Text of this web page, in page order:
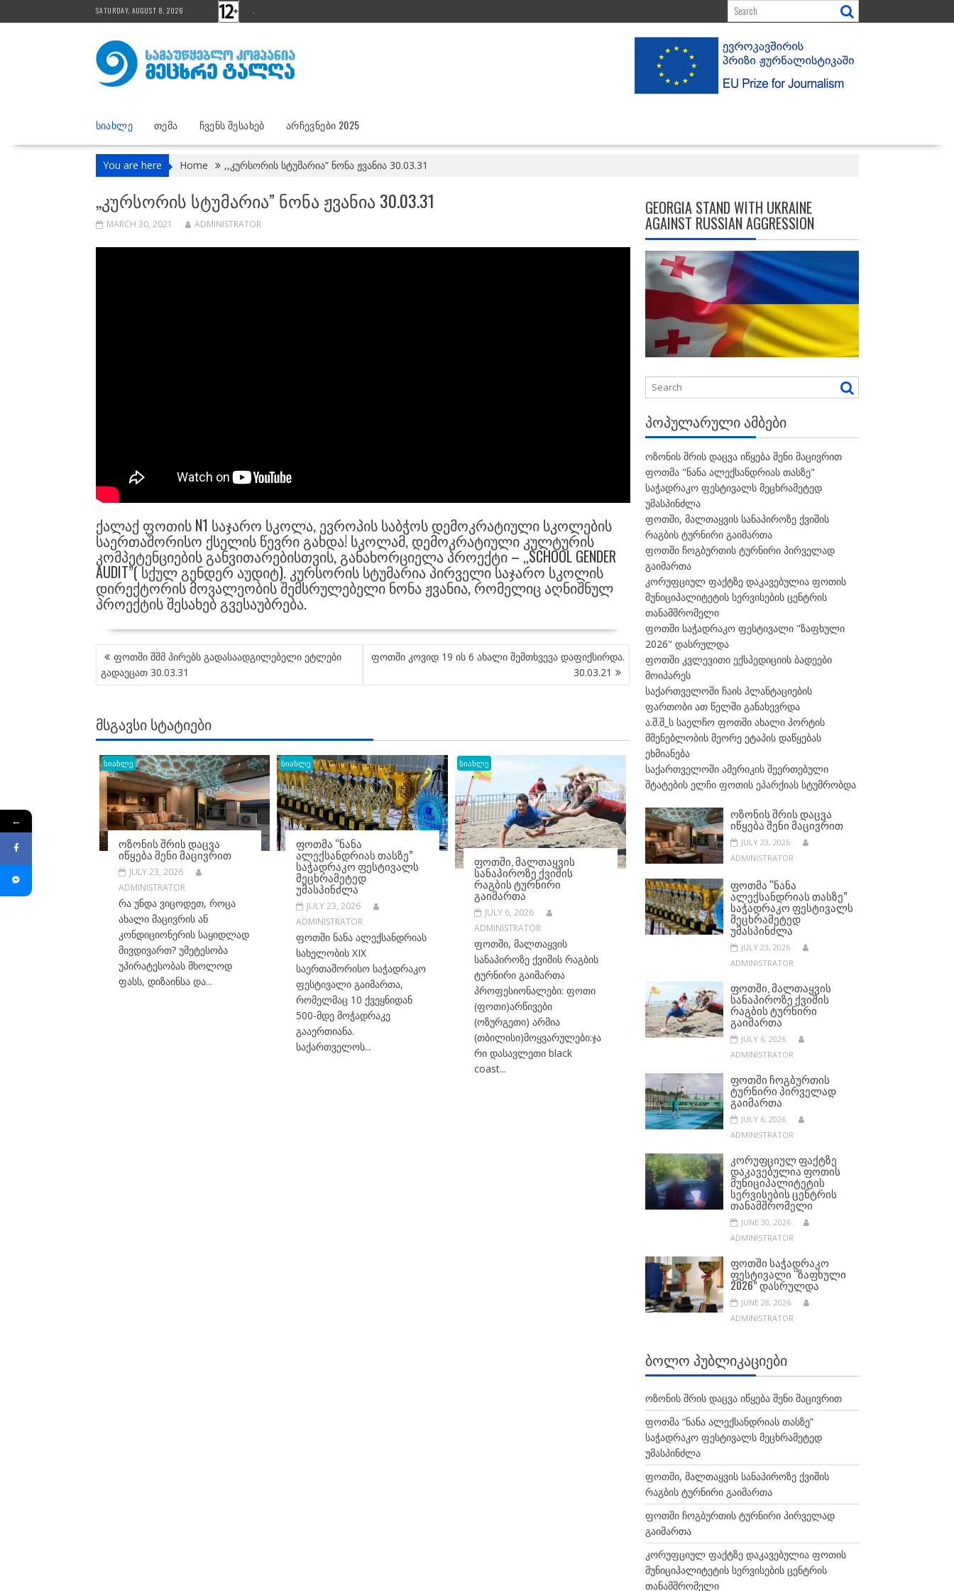
to
SATURDAY, AUGUST 8, 2026 .
ᲡᲘᲐᲮᲚᲔ ᲗᲔᲛᲐ ᲩᲕᲔᲜᲡ ᲨᲔᲡᲐᲮᲔᲑ ᲐᲠᲩᲔᲕᲜᲔᲑᲘ 2025
You are here Home ,,კურსორის სტუმარია” ნონა ჟვანია 30.03.31
,,ᲙᲣᲠᲡᲝᲠᲘᲡ ᲡᲢᲣᲛᲐᲠᲘᲐ” ᲜᲝᲜᲐ ᲟᲕᲐᲜᲘᲐ 30.03.31
MARCH 30, 2021 ADMINISTRATOR
ᲥᲐᲚᲐᲥ ᲤᲝᲗᲘᲡ N1 ᲡᲐᲯᲐᲠᲝ ᲡᲙᲝᲚᲐ, ᲔᲕᲠᲝᲞᲘᲡ ᲡᲐᲑᲭᲝᲡ ᲓᲔᲛᲝᲙᲠᲐᲢᲘᲣᲚᲘ ᲡᲙᲝᲚᲔᲑᲘᲡ
ᲡᲐᲔᲠᲗᲐᲨᲝᲠᲘᲡᲝ ᲥᲡᲔᲚᲘᲡ ᲬᲔᲕᲠᲘ ᲒᲐᲮᲓᲐ! ᲡᲙᲝᲚᲐᲛ, ᲓᲔᲛᲝᲙᲠᲐᲢᲘᲣᲚᲘ ᲙᲣᲚᲢᲣᲠᲘᲡ
ᲙᲝᲛᲞᲔᲢᲔᲜᲪᲘᲔᲑᲘᲡ ᲒᲐᲜᲕᲘᲗᲐᲠᲔᲑᲘᲡᲗᲕᲘᲡ, ᲒᲐᲜᲐᲮᲝᲠᲪᲘᲔᲚᲐ ᲞᲠᲝᲔᲥᲢᲘ – ,,SCHOOL GENDER
AUDIT”( ᲡᲥᲣᲚ ᲒᲔᲜᲓᲔᲠ ᲐᲣᲓᲘᲢ). ᲙᲣᲠᲡᲝᲠᲘᲡ ᲡᲢᲣᲛᲐᲠᲘᲐ ᲞᲘᲠᲕᲔᲚᲘ ᲡᲐᲯᲐᲠᲝ ᲡᲙᲝᲚᲘᲡ
ᲓᲘᲠᲔᲥᲢᲝᲠᲘᲡ ᲛᲝᲕᲐᲚᲔᲝᲑᲘᲡ ᲨᲔᲛᲡᲠᲣᲚᲔᲑᲔᲚᲘ ᲜᲝᲜᲐ ᲟᲕᲐᲜᲘᲐ, ᲠᲝᲛᲔᲚᲘᲪ ᲐᲦᲜᲘᲨᲜᲣᲚ
ᲞᲠᲝᲔᲥᲢᲘᲡ ᲨᲔᲡᲐᲮᲔᲑ ᲒᲕᲔᲡᲐᲣᲑᲠᲔᲑᲐ.
POST
NAVIGATION
ფოთში შშმ პირებს გადასაადგილებელი ეტლები
გადაეცათ 30.03.31
ფოთში კოვიდ 19 ის 6 ახალი შემთხვევა დაფიქსირდა.
30.03.21
ᲛᲡᲒᲐᲕᲡᲘ ᲡᲢᲐᲢᲘᲔᲑᲘ
სიახლე
ᲝᲖᲝᲜᲘᲡ ᲨᲠᲘᲡ ᲓᲐᲪᲕᲐ
ᲘᲬᲧᲔᲑᲐ ᲨᲔᲜᲘ ᲛᲐᲪᲘᲕᲠᲘᲗ
JULY 23, 2026
ADMINISTRATOR
რა უნდა ვიცოდეთ, როცა
ახალი მაცივრის ან
კონდიციონერის საყიდლად
მივდივართ? უმეტესობა
უპირატესობას მხოლოდ
ფასს, დიზაინსა და...
სიახლე
ᲤᲝᲗᲛᲐ “ᲜᲐᲜᲐ
ᲐᲚᲔᲥᲡᲐᲜᲓᲠᲘᲐᲡ ᲗᲐᲡᲖᲔ”
ᲡᲐᲭᲐᲓᲠᲐᲙᲝ ᲤᲔᲡᲢᲘᲕᲐᲚᲡ
ᲛᲔᲪᲮᲠᲐᲛᲔᲢᲔᲓ
ᲣᲛᲐᲡᲞᲘᲜᲫᲚᲐ
JULY 23, 2026
ADMINISTRATOR
ფოთში ნანა ალექსანდრიას
სახელობის XIX
საერთაშორისო საჭადრაკო
ფესტივალი გაიმართა,
რომელმაც 10 ქვეყნიდან
500-მდე მოჭადრაკე
გააერთიანა.
საქართველოს...
სიახლე
ᲤᲝᲗᲨᲘ, ᲛᲐᲚᲗᲐᲧᲕᲘᲡ
ᲡᲐᲜᲐᲞᲘᲠᲝᲖᲔ ᲥᲕᲘᲨᲘᲡ
ᲠᲐᲒᲑᲘᲡ ᲢᲣᲠᲜᲘᲠᲘ
ᲒᲐᲘᲛᲐᲠᲗᲐ
JULY 6, 2026
ADMINISTRATOR
ფოთში, მალთაყვის
სანაპიროზე ქვიშის რაგბის
ტურნირი გაიმართა
პროფესიონალები: ფოთი
(ფოთი)არწივები
(ოზურგეთი) არმია
(თბილისი)მოყვარულები:ჯა
რი დასავლეთი black
coast...
GEORGIA STAND WITH UKRAINE
AGAINST RUSSIAN AGGRESSION
ᲞᲝᲞᲣᲚᲐᲠᲣᲚᲘ ᲐᲛᲑᲔᲑᲘ
ოზონის შრის დაცვა იწყება შენი მაცივრით
ფოთმა "ნანა ალექსანდრიას თასზე"
საჭადრაკო ფესტივალს მეცხრამეტედ
უმასპინძლა
ფოთში, მალთაყვის სანაპიროზე ქვიშის
რაგბის ტურნირი გაიმართა
ფოთში ჩოგბურთის ტურნირი პირველად
გაიმართა
კორუფციულ ფაქტზე დაკავებულია ფოთის
მუნიციპალიტეტის სერვისების ცენტრის
თანამშრომელი
ფოთში საჭადრაკო ფესტივალი "ზაფხული
2026" დასრულდა
ფოთში კვლევითი ექსპედიციის ბადეები
მოიპარეს
საქართველოში ჩაის პლანტაციების
ფართობი ათ წელში განახევრდა
ა.შ.შ_ს საელჩო ფოთში ახალი პორტის
მშენებლობის მეორე ეტაპის დაწყებას
ეხმიანება
საქართველოში ამერიკის შეერთებული
შტატების ელჩი ფოთის ეპარქიას სტუმრობდა
ᲝᲖᲝᲜᲘᲡ ᲨᲠᲘᲡ ᲓᲐᲪᲕᲐ
ᲘᲬᲧᲔᲑᲐ ᲨᲔᲜᲘ ᲛᲐᲪᲘᲕᲠᲘᲗ
JULY 23, 2026
ADMINISTRATOR
ᲤᲝᲗᲛᲐ “ᲜᲐᲜᲐ
ᲐᲚᲔᲥᲡᲐᲜᲓᲠᲘᲐᲡ ᲗᲐᲡᲖᲔ”
ᲡᲐᲭᲐᲓᲠᲐᲙᲝ ᲤᲔᲡᲢᲘᲕᲐᲚᲡ
ᲛᲔᲪᲮᲠᲐᲛᲔᲢᲔᲓ
ᲣᲛᲐᲡᲞᲘᲜᲫᲚᲐ
JULY 23, 2026
ADMINISTRATOR
ᲤᲝᲗᲨᲘ, ᲛᲐᲚᲗᲐᲧᲕᲘᲡ
ᲡᲐᲜᲐᲞᲘᲠᲝᲖᲔ ᲥᲕᲘᲨᲘᲡ
ᲠᲐᲒᲑᲘᲡ ᲢᲣᲠᲜᲘᲠᲘ
ᲒᲐᲘᲛᲐᲠᲗᲐ
JULY 6, 2026
ADMINISTRATOR
ᲤᲝᲗᲨᲘ ᲩᲝᲒᲑᲣᲠᲗᲘᲡ
ᲢᲣᲠᲜᲘᲠᲘ ᲞᲘᲠᲕᲔᲚᲐᲓ
ᲒᲐᲘᲛᲐᲠᲗᲐ
JULY 6, 2026
ADMINISTRATOR
ᲙᲝᲠᲣᲤᲪᲘᲣᲚ ᲤᲐᲥᲢᲖᲔ
ᲓᲐᲙᲐᲕᲔᲑᲣᲚᲘᲐ ᲤᲝᲗᲘᲡ
ᲛᲣᲜᲘᲪᲘᲞᲐᲚᲘᲢᲔᲢᲘᲡ
ᲡᲔᲠᲕᲘᲡᲔᲑᲘᲡ ᲪᲔᲜᲢᲠᲘᲡ
ᲗᲐᲜᲐᲛᲨᲠᲝᲛᲔᲚᲘ
JUNE 30, 2026
ADMINISTRATOR
ᲤᲝᲗᲨᲘ ᲡᲐᲭᲐᲓᲠᲐᲙᲝ
ᲤᲔᲡᲢᲘᲕᲐᲚᲘ “ᲖᲐᲤᲮᲣᲚᲘ
2026” ᲓᲐᲡᲠᲣᲚᲓᲐ
JUNE 28, 2026
ADMINISTRATOR
ᲑᲝᲚᲝ ᲞᲣᲑᲚᲘᲙᲐᲪᲘᲔᲑᲘ
ოზონის შრის დაცვა იწყება შენი მაცივრით
ფოთმა “ნანა ალექსანდრიას თასზე”
საჭადრაკო ფესტივალს მეცხრამეტედ
უმასპინძლა
ფოთში, მალთაყვის სანაპიროზე ქვიშის
რაგბის ტურნირი გაიმართა
ფოთში ჩოგბურთის ტურნირი პირველად
გაიმართა
კორუფციულ ფაქტზე დაკავებულია ფოთის
მუნიციპალიტეტის სერვისების ცენტრის
თანამშრომელი
←